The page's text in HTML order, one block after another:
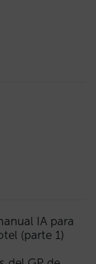
IA para
(parte 1)